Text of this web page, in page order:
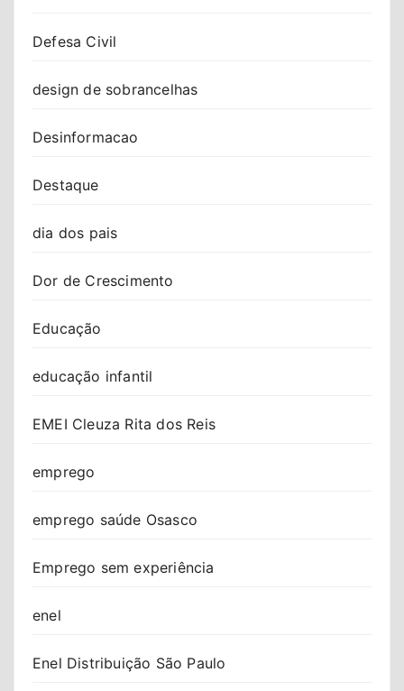
Defesa Civil
design de sobrancelhas
Desinformacao
Destaque
dia dos pais
Dor de Crescimento
Educação
educação infantil
EMEI Cleuza Rita dos Reis
emprego
emprego saúde Osasco
Emprego sem experiência
enel
Enel Distribuição São Paulo